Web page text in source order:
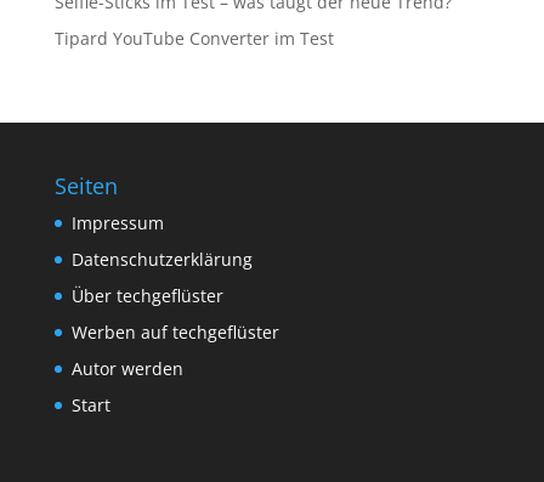
Tipard YouTube Converter im Test
Seiten
Impressum
Datenschutzerklärung
Über techgeflüster
Werben auf techgeflüster
Autor werden
Start